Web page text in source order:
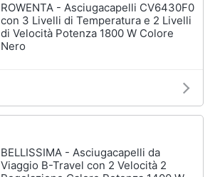
ROWENTA - Asciugacapelli CV6430F0
con 3 Livelli di Temperatura e 2 Livelli
di Velocità Potenza 1800 W Colore
Nero
BELLISSIMA - Asciugacapelli da
Viaggio B-Travel con 2 Velocità 2